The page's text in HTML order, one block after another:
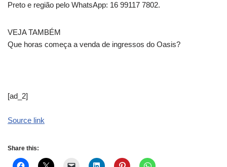
Preto e região pelo WhatsApp: 16 99117 7802.
VEJA TAMBÉM
Que horas começa a venda de ingressos do Oasis?
[ad_2]
Source link
Share this: